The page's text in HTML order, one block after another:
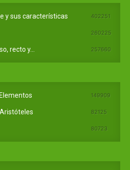
y sus características 402251
260225
recto y... 257660
149909
82125
80723